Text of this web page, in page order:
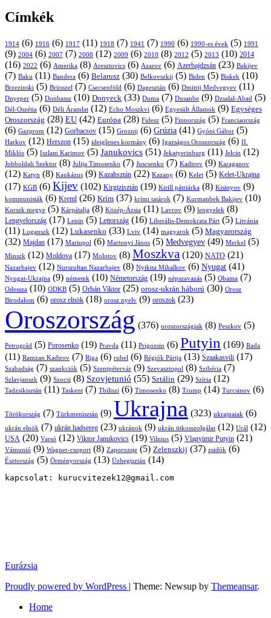
Címkék
1914 (6) 1916 (6) 1917 (11) 1918 (7) 1941 (7) 1990 (6) 1990-es évek (5) 1991
(9) 2004 (6) 2007 (7) 2008 (12) 2009 (6) 2010 (8) 2012 (5) 2013 (10) 2014
(16) 2022 (6) Amerika (8) Aresztovics (6) Azarov (6) Azerbajdzsán (23) Bakijev
(7) Baku (11) Bandera (6) Belarusz (30) Belkovszkij (5) Biden (5) Biskek (10)
Brzezinski (5) Brüsszel (7) Csecsenföld (6) Dagesztán (6) Dmitrij Medvegyev (11)
Dnyeper (5) Donbassz (10) Donyeck (33) Duma (7) Dusanbe (9) Dzsalal-Abad (5)
Dél-Oszétia (6) Déli Áramlat (12) Echo Moszkvi (6) Egyesült Államok (9) Egységes
Oroszország (28) EU (42) Európa (28) Fidesz (5) Finnország (5) Franciaország
(6) Gazprom (12) Gorbacsov (15) Groznij (6) Grúzia (41) Gyóni Gábor (5)
Harkov (12) Herszon (15) ideiglenes kormány (6) Igazságos Oroszország (6) II.
Miklós (5) Iszlam Karimov (5) Janukovics (51) Jekatyerinburg (11) Jelcin (12)
Jobboldali Szektor (8) Julija Timosenko (7) Juscsenko (7) Kadirov (9) Karaganov
(12) Katyn (8) Kaukázus (9) Kazahsztán (22) Kazany (6) Kelet (5) Kelet-Ukrajna
(17) KGB (6) Kijev (102) Kirgizisztán (19) Kirill pátriárka (8) Kisinyov (9)
kommunisták (6) Kreml (26) Krím (37) krími tatárok (7) Kurmanbek Bakijev (10)
Kurszk megye (5) Kárpátalja (8) Közép-Ázsia (11) Lavrov (9) lengyelek (8)
Lengyelország (17) Lenin (5) Lettország (16) Liberális-Demokrata Párt (5) Litvánia
(11) Luganszk (12) Lukasenko (33) Lviv (14) magyarok (5) Magyarország
(32) Majdan (17) Mariupol (6) Martonyi János (5) Medvegyev (49) Merkel (5)
Minszk (12) Moldova (17) Molotov (8) Moszkva (120) NATO (21)
Nazarbajev (12) Nurszultan Nazarbajev (8) Nyikita Mihalkov (6) Nyugat (41)
Nyugat-Ukrajna (9) németek (10) Németország (19) népszavazás (5) Obama (7)
Odessza (10) ODKB (5) Orbán Viktor (25) orosz-ukrán háború (30) Orosz
Birodalom (6) orosz elnök (18) orosz nyelv (9) oroszok (23)
Oroszország (376) oroszországiak (8) Peszkov (5)
Petrográd (5) Porosenko (19) Pravda (11) Prigozsin (6) Putyin (169) Rada
(11) Ramzan Kadirov (7) Riga (6) rubel (6) Régiók Pártja (13) Szaakasvili (17)
Szabadság (7) szankciók (5) Szentpétervár (9) Szevasztopol (8) Szibéria (7)
Szlavjanszk (9) Szocsi (8) Szovjetunió (55) Sztálin (29) Szíria (12)
Tadzsikisztán (11) Taskent (7) Tbiliszi (6) Timosenko (8) Trump (14) Turcsinov (6)
Törökország (7) Türkmenisztán (9) Ukrajna (323) ukrajnaiak (6)
ukrán elnök (7) ukrán hadsereg (23) ukránok (9) ukrán titkosszolgálat (12) Urál (12)
USA (20) Varsó (12) Viktor Janukovics (19) Vilnius (5) Vlagyimir Putyin (21)
Vámunió (9) Wagner-csoport (8) Zaporozsje (5) Zelenszkij (37) zsidók (6)
Észtország (5) Örményország (13) Üzbegisztán (14)
kapcsolat: kurucvitezek12@gmail.com
Eurázsia
Proudly powered by WordPress | Theme: Newsup by Themeansar.
Home